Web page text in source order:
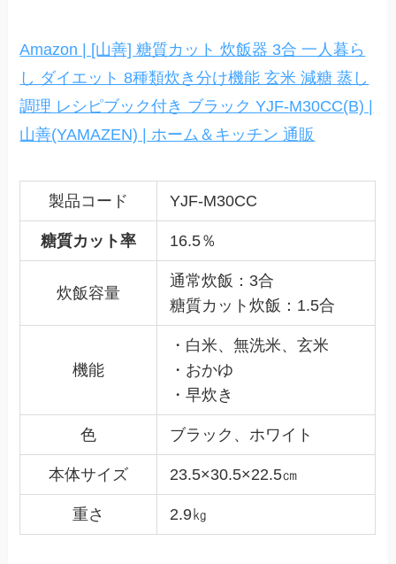
Amazon | [山善] 糖質カット 炊飯器 3合 一人暮ら
し ダイエット 8種類炊き分け機能 玄米 減糖 蒸し
調理 レシピブック付き ブラック YJF-M30CC(B) |
山善(YAMAZEN) | ホーム＆キッチン 通販
製品コード YJF-M30CC
糖質カット率 16.5％
炊飯容量
通常炊飯：3合
糖質カット炊飯：1.5合
機能
・白米、無洗米、玄米
・おかゆ
・早炊き
色 ブラック、ホワイト
本体サイズ 23.5×30.5×22.5㎝
重さ 2.9㎏